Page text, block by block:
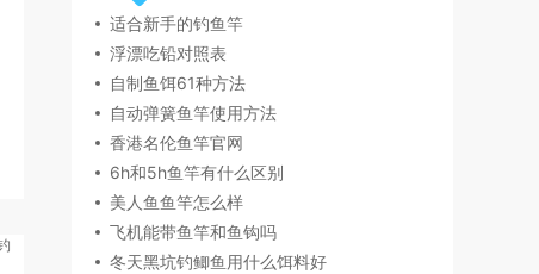
适合新手的钓鱼竿
浮漂吃铅对照表
自制鱼饵61种方法
自动弹簧鱼竿使用方法
香港名伦鱼竿官网
6h和5h鱼竿有什么区别
美人鱼鱼竿怎么样
飞机能带鱼竿和鱼钩吗
冬天黑坑钓鲫鱼用什么饵料好